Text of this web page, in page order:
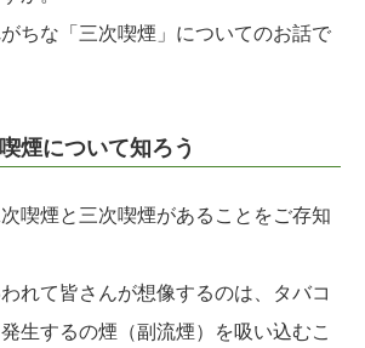
ちな「三次喫煙」についてのお話で
煙について知ろう
喫煙と三次喫煙があることをご存知
われて皆さんが想像するのは、タバコ
生するの煙（副流煙）を吸い込むこ